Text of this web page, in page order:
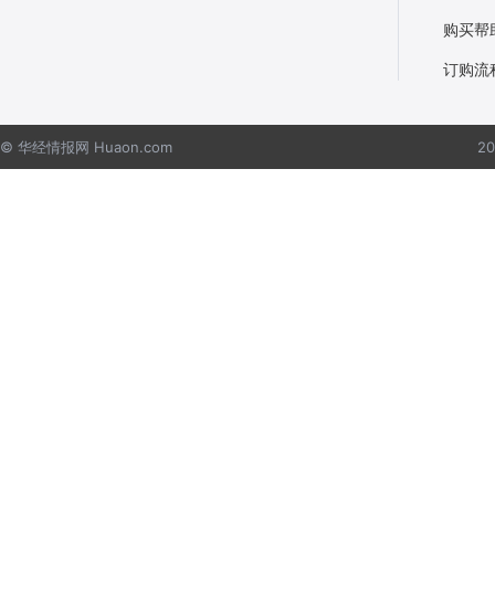
购买帮
订购流
© 华经情报网 Huaon.com